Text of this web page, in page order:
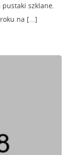
pustaki szklane.
na [...]